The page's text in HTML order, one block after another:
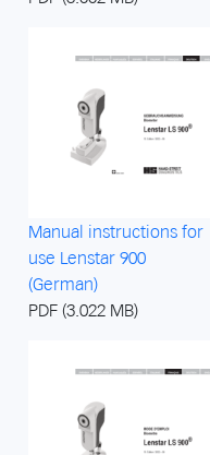
Manual instructions for
use Lenstar 900
(German)
PDF (3.022 MB)